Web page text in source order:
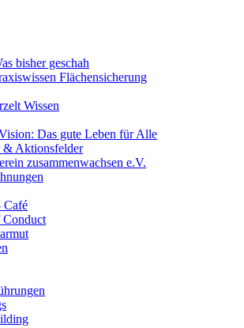
bisher geschah
Flächensicherung
Wissen
Das gute Leben für Alle
& Aktionsfelder
zusammenwachsen e.V.
Café
Conduct